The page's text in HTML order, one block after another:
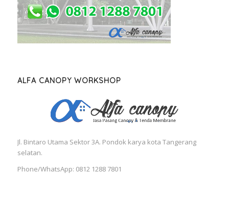
ALFA CANOPY WORKSHOP
Jl. Bintaro Utama Sektor 3A. Pondok karya kota Tangerang
selatan.
Phone/WhatsApp: 0812 1288 7801